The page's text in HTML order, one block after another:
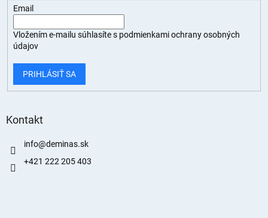
Email
Vložením e-mailu súhlasíte s podmienkami ochrany osobných
údajov
PRIHLÁSIŤ SA
Kontakt
info@deminas.sk
+421 222 205 403